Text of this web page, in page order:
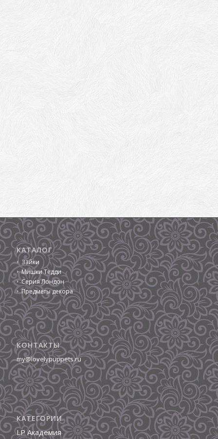
КАТАЛОГ
Зайки
Мишки Тедди
Серия Лондон
Предметы декора
КОНТАКТЫ
my@lovelypuppets.ru
КАТЕГОРИИ
LP Академия